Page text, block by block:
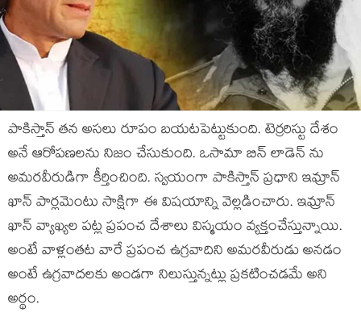
పాకిస్తాన్ తన అసలు రూపం బయటపెట్టుకుంది. టెర్రరిస్టు దేశం
అనే ఆరోపణలను నిజం చేసుకుంది. ఒసామా బిన్ లాడెన్ ను
అమరవీరుడిగా కీర్తించింది. స్వయంగా పాకిస్తాన్ ప్రధాని ఇమ్రాన్
ఖాన్ పార్లమెంటు సాక్షిగా ఈ విషయాన్ని వెల్లడించారు. ఇమ్రాన్
ఖాన్ వ్యాఖ్యల పట్ల ప్రపంచ దేశాలు విస్మయం వ్యక్తంచేస్తున్నాయి.
అంటే వాళ్లంతట వారే ప్రపంచ ఉగ్రవాదిని అమరవీరుడు అనడం
అంటే ఉగ్రవాదలకు అండగా నిలుస్తున్నట్లు ప్రకటించడమే అని
అర్థం.